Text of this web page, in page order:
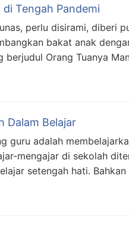
Tengah Pandemi
perlu disirami, diberi
bakat anak
berjudul Orang Tuanya
Dalam Belajar
guru adalah
mengajar di sekolah
setengah hati.